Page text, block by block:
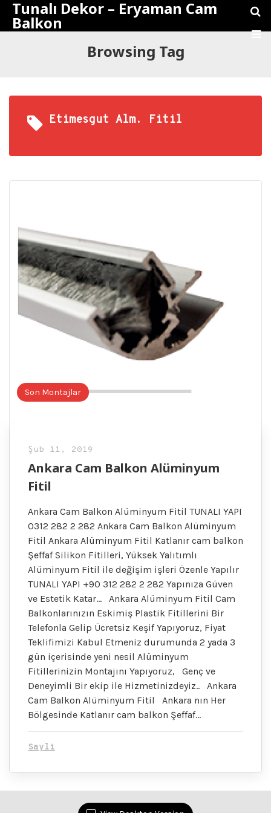
Tunalı Dekor – Eryaman Cam
Balkon
Browsing Tag
Etimesgut Alm. Fitil
Son Montajlar
Şub 11, 2019
Ankara Cam Balkon Alüminyum
Fitil
Ankara Cam Balkon Alüminyum Fitil TUNALI YAPI
0312 282 2 282 Ankara Cam Balkon Alüminyum
Fitil Ankara Alüminyum Fitil Katlanır cam balkon
Şeffaf Silikon Fitilleri, Yüksek Yalıtımlı
Alüminyum Fitil ile değişim işleri Özenle Yapılır
TUNALI YAPI +90 312 282 2 282 Yapınıza Güven
ve Estetik Katar… Ankara Alüminyum Fitil Cam
Balkonlarınızın Eskimiş Plastik Fitillerini Bir
Telefonla Gelip Ücretsiz Keşif Yapıyoruz, Fiyat
Teklifimizi Kabul Etmeniz durumunda 2 yada 3
gün içerisinde yeni nesil Alüminyum
Fitillerinizin Montajını Yapıyoruz, Genç ve
Deneyimli Bir ekip ile Hizmetinizdeyiz.. Ankara
Cam Balkon Alüminyum Fitil Ankara nın Her
Bölgesinde Katlanır cam balkon Şeffaf…
Sayli